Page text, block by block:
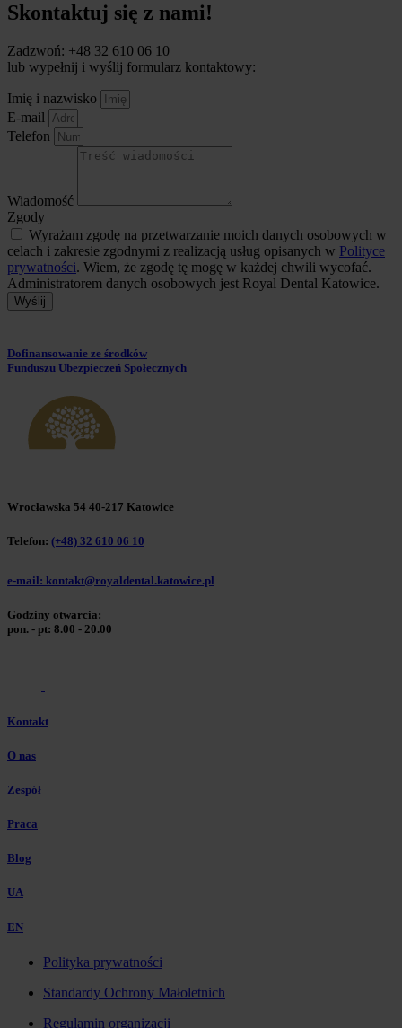
Skontaktuj się z nami!
Zadzwoń: +48 32 610 06 10
lub wypełnij i wyślij formularz kontaktowy:
Imię i nazwisko
E-mail
Telefon
Wiadomość
Zgody
Wyrażam zgodę na przetwarzanie moich danych osobowych w
celach i zakresie zgodnymi z realizacją usług opisanych w Polityce
prywatności. Wiem, że zgodę tę mogę w każdej chwili wycofać.
Administratorem danych osobowych jest Royal Dental Katowice.
Wyślij
Dofinansowanie ze środków
Funduszu Ubezpieczeń Społecznych
Wrocławska 54 40-217 Katowice
Telefon: (+48) 32 610 06 10
e-mail: kontakt@royaldental.katowice.pl
Godziny otwarcia:
pon. - pt: 8.00 - 20.00
Kontakt
O nas
Zespół
Praca
Blog
UA
EN
Polityka prywatności
Standardy Ochrony Małoletnich
Regulamin organizacji